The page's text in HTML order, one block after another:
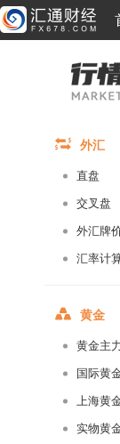
外汇
直盘
交叉盘
外汇牌
汇率计
黄金
黄金主
国际黄
上海黄
实物黄